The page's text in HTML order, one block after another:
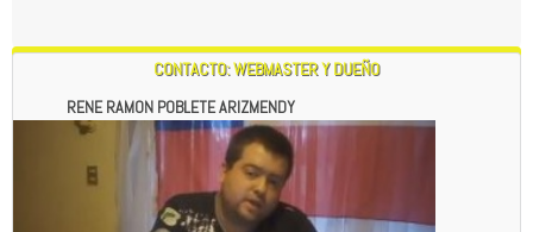
CONTACTO: WEBMASTER Y DUEÑO
RENE RAMON POBLETE ARIZMENDY